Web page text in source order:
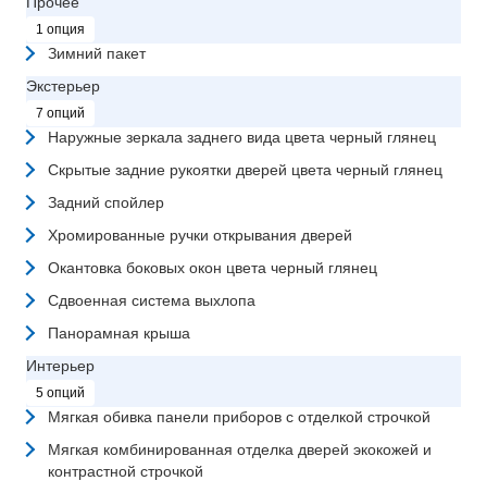
1 опция
Зимний пакет
Экстерьер
7 опций
Наружные зеркала заднего вида цвета черный глянец
Скрытые задние рукоятки дверей цвета черный глянец
Задний спойлер
Хромированные ручки открывания дверей
Окантовка боковых окон цвета черный глянец
Сдвоенная система выхлопа
Панорамная крыша
Интерьер
5 опций
Мягкая обивка панели приборов с отделкой строчкой
Мягкая комбинированная отделка дверей экокожей и
контрастной строчкой